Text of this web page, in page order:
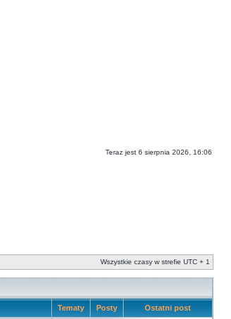
Teraz jest 6 sierpnia 2026, 16:06
Wszystkie czasy w strefie UTC + 1
Tematy Posty Ostatni post